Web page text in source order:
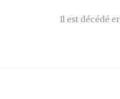
Il est décédé